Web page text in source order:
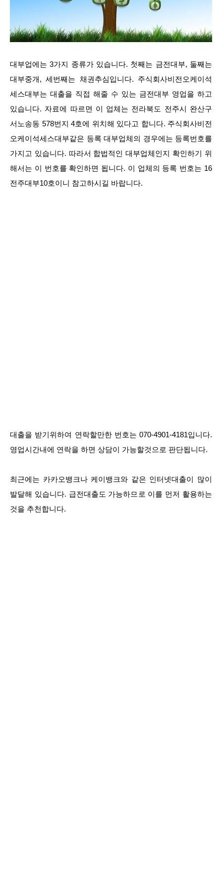
대부업에는 3가지 종류가 있습니다. 첫째는 금전대부, 둘째는
대부중개, 세번째는 채권추심입니다. 주식회사비전오케이석
세스대부는 대출을 직접 해줄 수 있는 금전대부 영업을 하고
있습니다. 자료에 따르면 이 업체는 전라북도 전주시 완산구
서노송동 578번지 4호에 위치해 있다고 합니다. 주식회사비전
오케이석세스대부같은 등록 대부업체의 경우에는 등록번호를
가지고 있습니다. 따라서 합법적인 대부업체인지 확인하기 위
해서는 이 번호를 확인하면 됩니다. 이 업체의 등록 번호는 16
전주대부10호이니 참고하시길 바랍니다.
대출을 받기위하여 연락할만한 번호는 070-4901-4181입니다.
영업시간내에 연락을 하면 상담이 가능할것으로 판단됩니다.
최근에는 카카오뱅크나 케이뱅크와 같은 인터넷대출이 많이
발달해 있습니다. 급전대출도 가능하므로 이를 먼저 활용하는
것을 추천합니다.